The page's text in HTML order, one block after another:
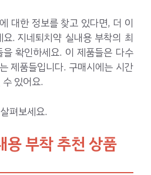
대한 정보를 찾고 있다면, 더 이
. 지네퇴치약 실내용 부착의 최
확인하세요. 이 제품들은 다수
제품들입니다. 구매시에는 시간
있어요.
펴보세요.
용 부착 추천 상품